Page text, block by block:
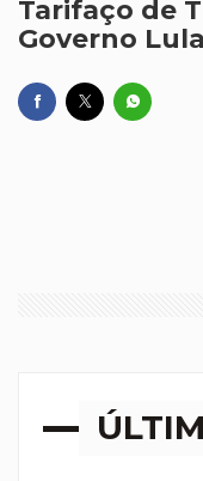
Tarifaço de
Governo Lula